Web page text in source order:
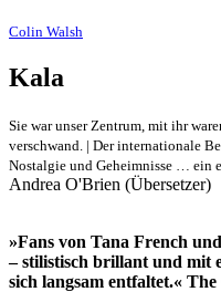
Colin Walsh
Kala
Sie war unser Zentrum, mit ihr
verschwand. | Der internationale
Nostalgie und Geheimnisse … ein
Andrea O'Brien (Übersetzer)
»Fans von Tana French
– stilistisch brillant und mit
sich langsam entfaltet.«